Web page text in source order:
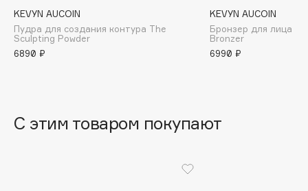
Beauty Bomb
Beauty Pati
Beautyblades
Biodance
KEVYN AUCOIN
Пудра для создания контура The
Sculpting Powder
6890 ₽
KEVYN AUCOIN
Бронзер для лица
Bronzer
6990 ₽
С этим товаром покупают